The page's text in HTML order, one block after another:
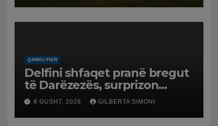
QARKU FIER
Delfini shfaqet pranë bregut
të Darëzezës, surprizon
pushuesit dhe banorët
8 GUSHT, 2026 GILBERTA SIMONI